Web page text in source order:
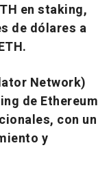
en staking,
de dólares a
Network)
de Ethereum
con un
y